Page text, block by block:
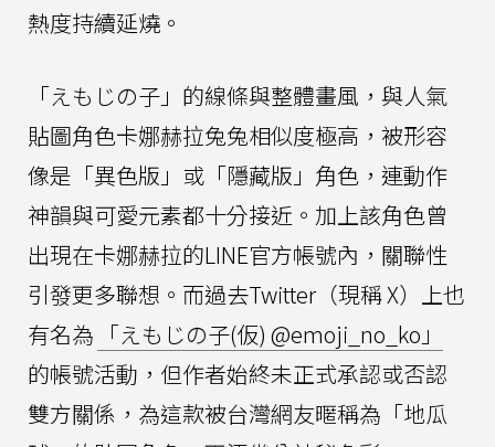
熱度持續延燒。
「えもじの子」的線條與整體畫風，與人氣
貼圖角色卡娜赫拉兔兔相似度極高，被形容
像是「異色版」或「隱藏版」角色，連動作
神韻與可愛元素都十分接近。加上該角色曾
出現在卡娜赫拉的LINE官方帳號內，關聯性
引發更多聯想。而過去Twitter（現稱 X）上也
有名為 「えもじの子(仮) @emoji_no_ko」
的帳號活動，但作者始終未正式承認或否認
雙方關係，為這款被台灣網友暱稱為「地瓜